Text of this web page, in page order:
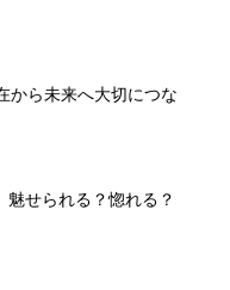
から未来へ大切につな
せられる？惚れる？